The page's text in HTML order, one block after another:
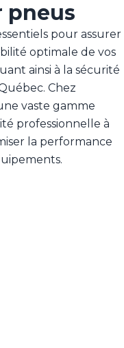
pneus
pour assurer
optimale de vos
ainsi à la sécurité
Chez
vaste gamme
professionnelle à
la performance